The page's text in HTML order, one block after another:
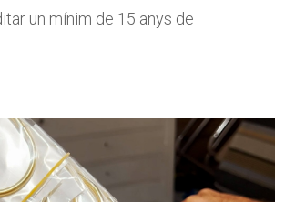
un mínim de 15 anys de